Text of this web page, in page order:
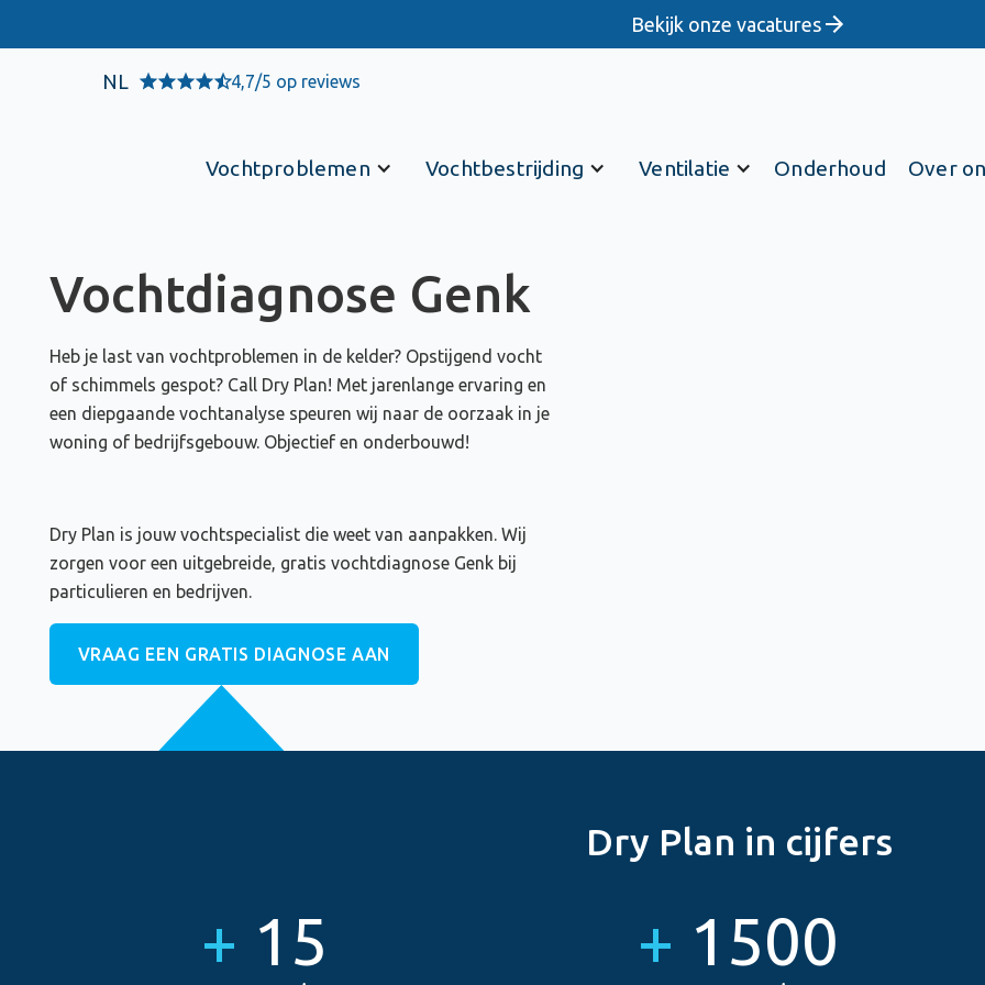
Bekijk onze vacatures
NL 4,7/5 op reviews
Vochtproblemen Vochtbestrijding Ventilatie Onderhoud Over
Vochtdiagnose Genk
Heb je last van vochtproblemen in de kelder? Opstijgend vocht
of schimmels gespot? Call Dry Plan! Met jarenlange ervaring en
een diepgaande vochtanalyse speuren wij naar de oorzaak in je
woning of bedrijfsgebouw. Objectief en onderbouwd!
Dry Plan is jouw vochtspecialist die weet van aanpakken. Wij
zorgen voor een uitgebreide, gratis vochtdiagnose Genk bij
particulieren en bedrijven.
VRAAG EEN GRATIS DIAGNOSE AAN
Dry Plan in cijfers
+ 15 + 1500